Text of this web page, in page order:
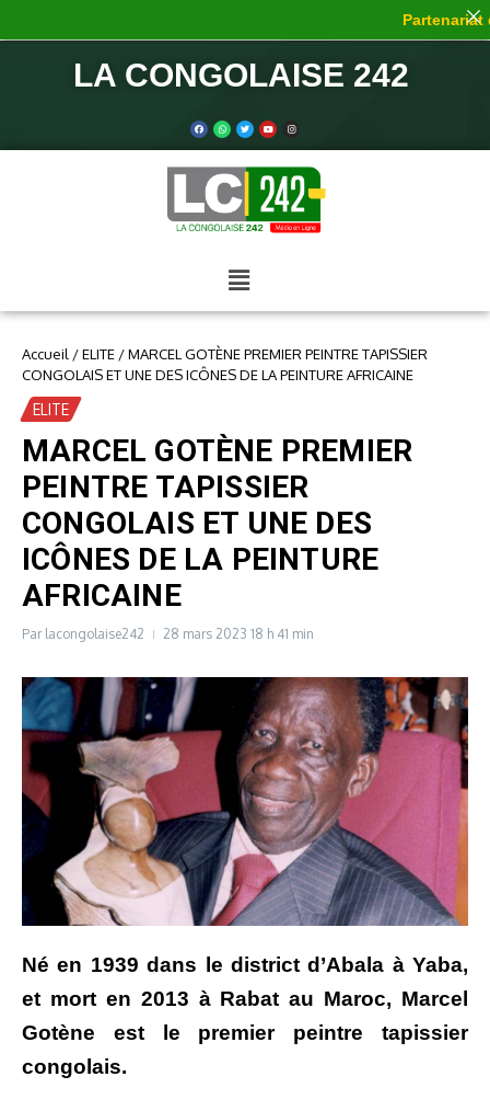
LA CONGOLAISE 242
Accueil /ELITE /MARCEL GOTÈNE PREMIER PEINTRE TAPISSIER
CONGOLAIS ET UNE DES ICÔNES DE LA PEINTURE AFRICAINE
ELITE
MARCEL GOTÈNE PREMIER
PEINTRE TAPISSIER
CONGOLAIS ET UNE DES
ICÔNES DE LA PEINTURE
AFRICAINE
Par lacongolaise242 28 mars 2023 18 h 41 min
Né en 1939 dans le district d’Abala à Yaba,
et mort en 2013 à Rabat au Maroc, Marcel
Gotène est le premier peintre tapissier
congolais.
Partenariat